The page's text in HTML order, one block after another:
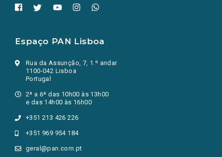
Espaço PAN Lisboa
Rua da Assunção, 7, 1.º andar
1100-042 Lisboa
Portugal
2ª a 6ª das 10h00 às 13h00
e das 14h00 às 16h00
+351 213 426 226
+351 969 954 184
geral@pan.com.pt